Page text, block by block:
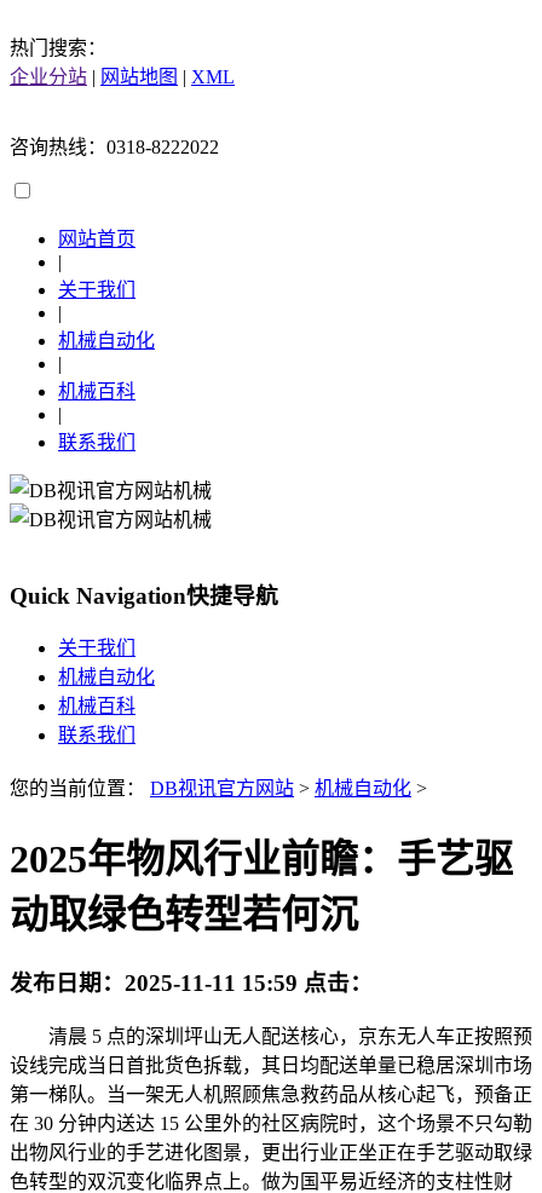
热门搜索：
企业分站 | 网站地图 | XML
咨询热线：0318-8222022
网站首页
|
关于我们
|
机械自动化
|
机械百科
|
联系我们
Quick Navigation快捷导航
关于我们
机械自动化
机械百科
联系我们
您的当前位置： DB视讯官方网站 > 机械自动化 >
2025年物风行业前瞻：手艺驱
动取绿色转型若何沉
发布日期： 2025-11-11 15:59 点击：
清晨 5 点的深圳坪山无人配送核心，京东无人车正按照预
设线完成当日首批货色拆载，其日均配送单量已稳居深圳市场
第一梯队。当一架无人机照顾焦急救药品从核心起飞，预备正
在 30 分钟内送达 15 公里外的社区病院时，这个场景不只勾勒
出物风行业的手艺进化图景，更出行业正坐正在手艺驱动取绿
色转型的双沉变化临界点上。做为国平易近经济的支柱性财